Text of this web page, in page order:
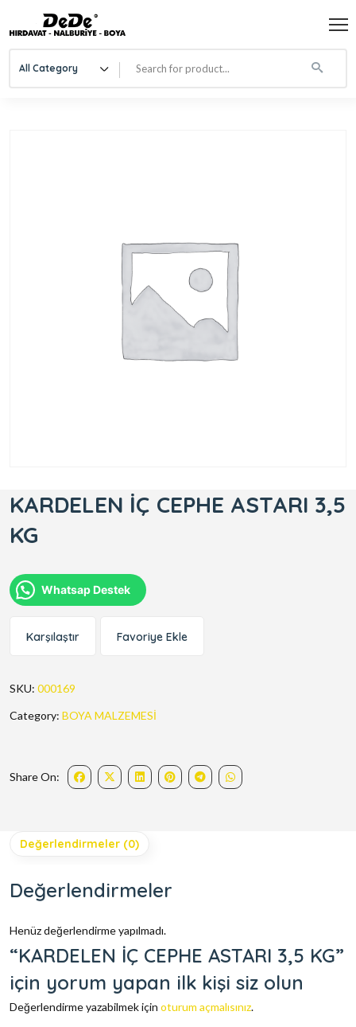
All Category
KARDELEN İÇ CEPHE ASTARI 3,5
KG
Whatsap Destek
Karşılaştır Favoriye Ekle
SKU: 000169
Category: BOYA MALZEMESİ
Share On:
Değerlendirmeler (0)
Değerlendirmeler
Henüz değerlendirme yapılmadı.
“KARDELEN İÇ CEPHE ASTARI 3,5 KG”
için yorum yapan ilk kişi siz olun
Değerlendirme yazabilmek için oturum açmalısınız.